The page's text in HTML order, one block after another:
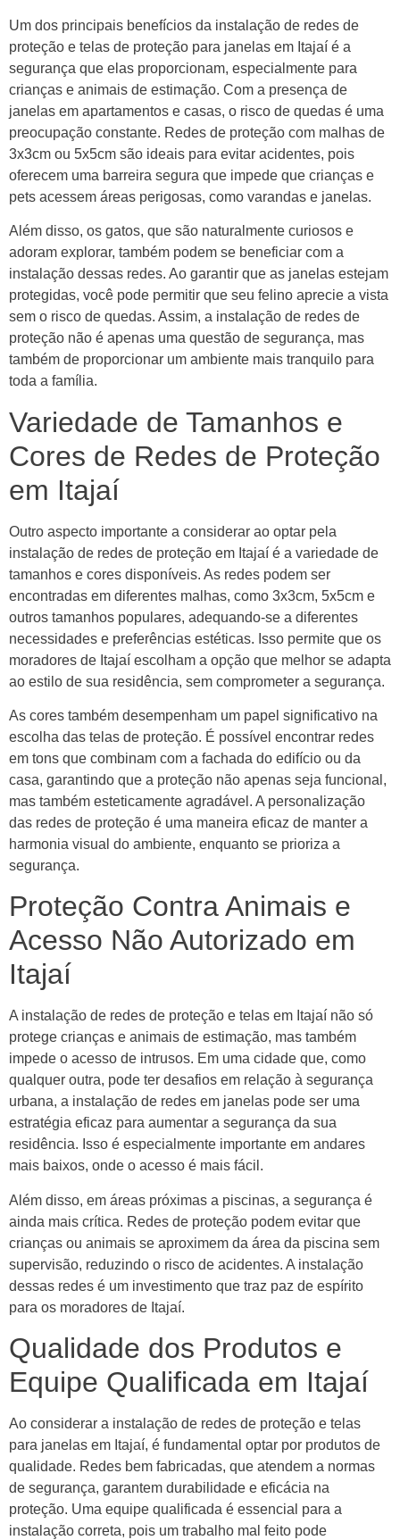
Um dos principais benefícios da instalação de redes de
proteção e telas de proteção para janelas em Itajaí é a
segurança que elas proporcionam, especialmente para
crianças e animais de estimação. Com a presença de
janelas em apartamentos e casas, o risco de quedas é uma
preocupação constante. Redes de proteção com malhas de
3x3cm ou 5x5cm são ideais para evitar acidentes, pois
oferecem uma barreira segura que impede que crianças e
pets acessem áreas perigosas, como varandas e janelas.
Além disso, os gatos, que são naturalmente curiosos e
adoram explorar, também podem se beneficiar com a
instalação dessas redes. Ao garantir que as janelas estejam
protegidas, você pode permitir que seu felino aprecie a vista
sem o risco de quedas. Assim, a instalação de redes de
proteção não é apenas uma questão de segurança, mas
também de proporcionar um ambiente mais tranquilo para
toda a família.
Variedade de Tamanhos e
Cores de Redes de Proteção
em Itajaí
Outro aspecto importante a considerar ao optar pela
instalação de redes de proteção em Itajaí é a variedade de
tamanhos e cores disponíveis. As redes podem ser
encontradas em diferentes malhas, como 3x3cm, 5x5cm e
outros tamanhos populares, adequando-se a diferentes
necessidades e preferências estéticas. Isso permite que os
moradores de Itajaí escolham a opção que melhor se adapta
ao estilo de sua residência, sem comprometer a segurança.
As cores também desempenham um papel significativo na
escolha das telas de proteção. É possível encontrar redes
em tons que combinam com a fachada do edifício ou da
casa, garantindo que a proteção não apenas seja funcional,
mas também esteticamente agradável. A personalização
das redes de proteção é uma maneira eficaz de manter a
harmonia visual do ambiente, enquanto se prioriza a
segurança.
Proteção Contra Animais e
Acesso Não Autorizado em
Itajaí
A instalação de redes de proteção e telas em Itajaí não só
protege crianças e animais de estimação, mas também
impede o acesso de intrusos. Em uma cidade que, como
qualquer outra, pode ter desafios em relação à segurança
urbana, a instalação de redes em janelas pode ser uma
estratégia eficaz para aumentar a segurança da sua
residência. Isso é especialmente importante em andares
mais baixos, onde o acesso é mais fácil.
Além disso, em áreas próximas a piscinas, a segurança é
ainda mais crítica. Redes de proteção podem evitar que
crianças ou animais se aproximem da área da piscina sem
supervisão, reduzindo o risco de acidentes. A instalação
dessas redes é um investimento que traz paz de espírito
para os moradores de Itajaí.
Qualidade dos Produtos e
Equipe Qualificada em Itajaí
Ao considerar a instalação de redes de proteção e telas
para janelas em Itajaí, é fundamental optar por produtos de
qualidade. Redes bem fabricadas, que atendem a normas
de segurança, garantem durabilidade e eficácia na
proteção. Uma equipe qualificada é essencial para a
instalação correta, pois um trabalho mal feito pode